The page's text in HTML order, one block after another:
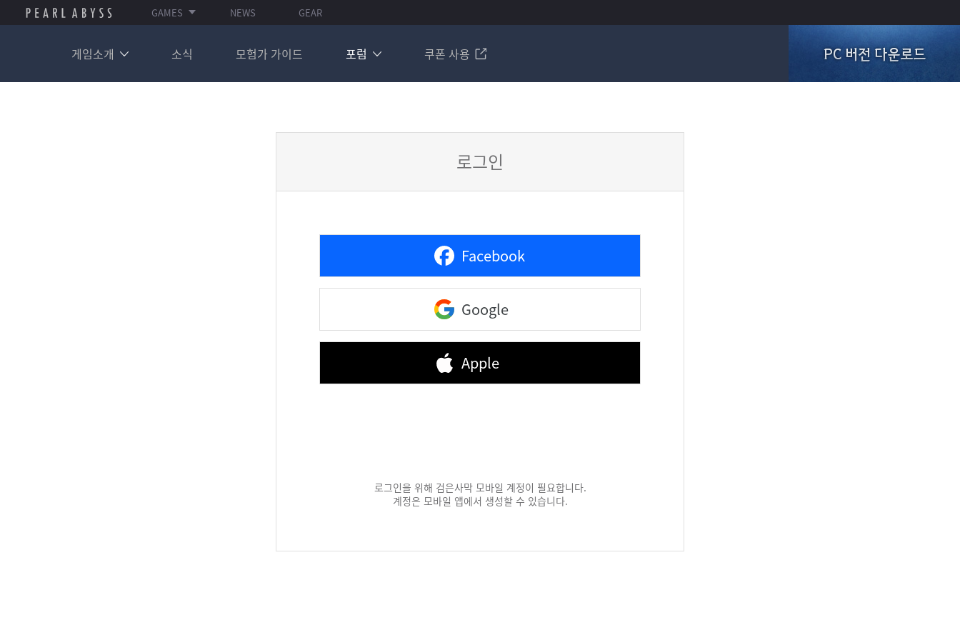
GAMES NEWS GEAR
게임소개 소식 모험가 가이드 포럼 쿠폰 사용 PC 버전 다운로드
로그인
Facebook
Google
Apple
로그인을 위해 검은사막 모바일 계정이 필요합니다.
계정은 모바일 앱에서 생성할 수 있습니다.